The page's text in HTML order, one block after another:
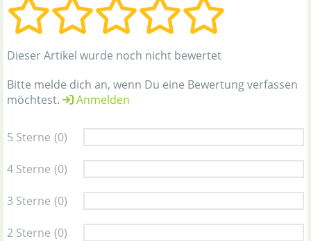
Dieser Artikel wurde noch nicht bewertet
Bitte melde dich an, wenn Du eine Bewertung verfassen
möchtest.
Anmelden
5 Sterne (0)
4 Sterne (0)
3 Sterne (0)
2 Sterne (0)